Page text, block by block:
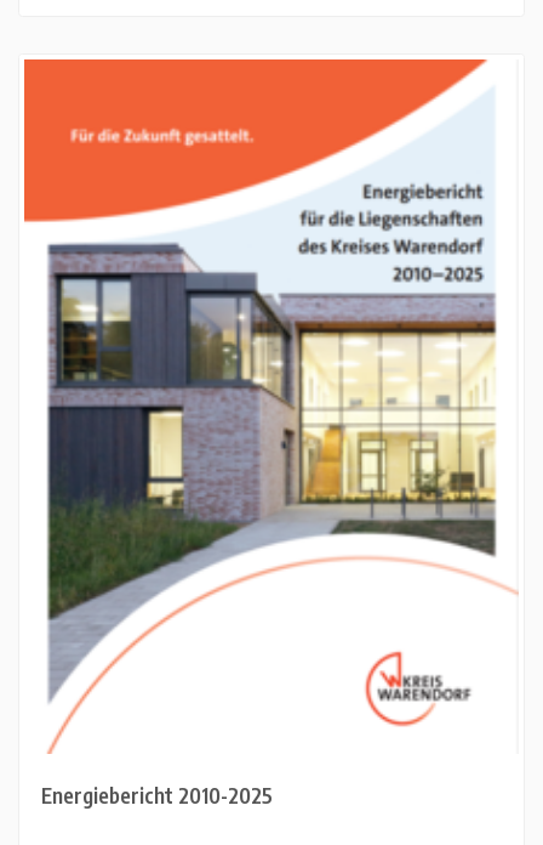
Energiebericht 2010-2025